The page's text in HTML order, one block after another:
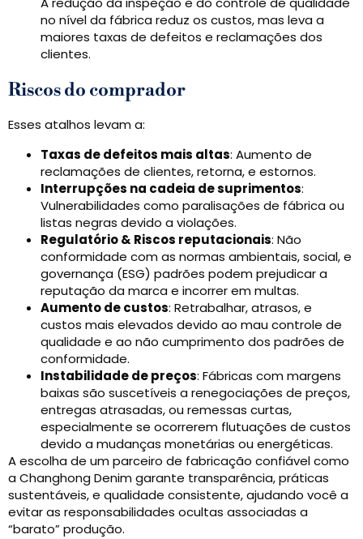
no nível da fábrica reduz os custos, mas leva a
maiores taxas de defeitos e reclamações dos
clientes.
Riscos do comprador
Esses atalhos levam a:
Taxas de defeitos mais altas: Aumento de
reclamações de clientes, retorna, e estornos.
Interrupções na cadeia de suprimentos:
Vulnerabilidades como paralisações de fábrica ou
listas negras devido a violações.
Regulatório & Riscos reputacionais: Não
conformidade com as normas ambientais, social, e
governança (ESG) padrões podem prejudicar a
reputação da marca e incorrer em multas.
Aumento de custos: Retrabalhar, atrasos, e
custos mais elevados devido ao mau controle de
qualidade e ao não cumprimento dos padrões de
conformidade.
Instabilidade de preços: Fábricas com margens
baixas são suscetíveis a renegociações de preços,
entregas atrasadas, ou remessas curtas,
especialmente se ocorrerem flutuações de custos
devido a mudanças monetárias ou energéticas.
A escolha de um parceiro de fabricação confiável como
a Changhong Denim garante transparência, práticas
sustentáveis, e qualidade consistente, ajudando você a
evitar as responsabilidades ocultas associadas a
“barato” produção.